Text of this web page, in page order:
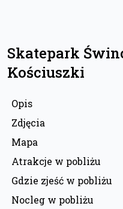
Skatepark
Kościuszki
Opis
Zdjęcia
Mapa
Atrakcje w pobliżu
Gdzie zjeść w pobliżu
Nocleg w pobliżu